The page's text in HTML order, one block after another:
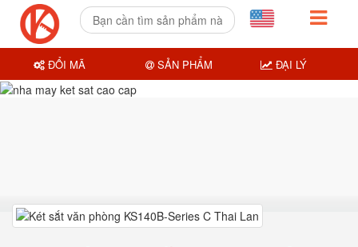
ĐỔI MÃ SẢN PHẨM ĐẠI LÝ